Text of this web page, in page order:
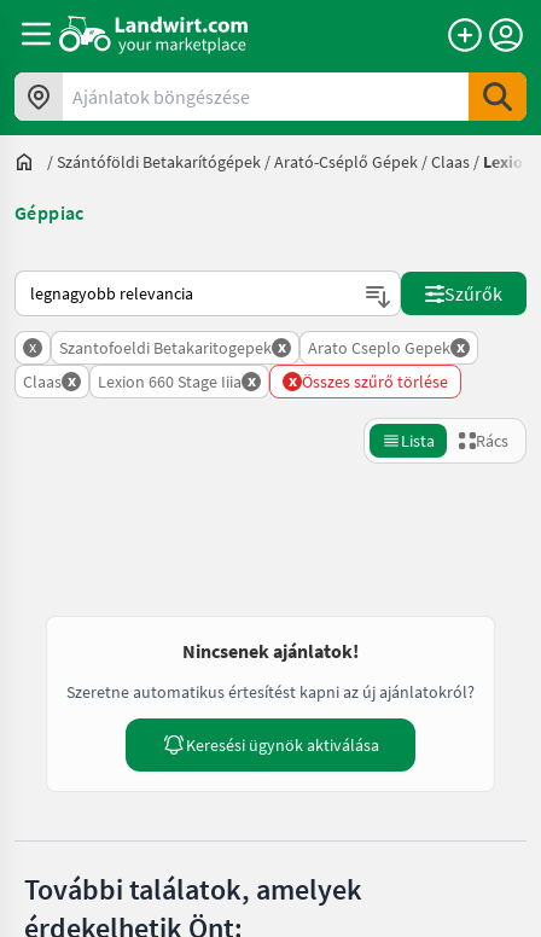
Ajánlatok böngészése
/Szántóföldi Betakarítógépek /Arató-Cséplő Gépek /Claas / Lexion
Géppiac
Így van sorba rendezve a Landwirt.com-on
Szűrők
x Szantofoeldi Betakaritogepek x Arato Cseplo Gepek x
Claas x Lexion 660 Stage Iiia x x Összes szűrő törlése
Lista Rács
Nincsenek ajánlatok!
Szeretne automatikus értesítést kapni az új ajánlatokról?
Keresési ügynök aktiválása
További találatok, amelyek
érdekelhetik Önt: